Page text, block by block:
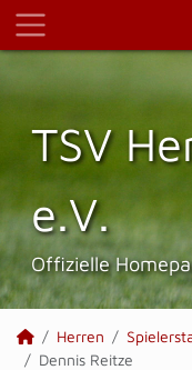
TSV
e.V.
Offizielle
Herren
Dennis Reitze